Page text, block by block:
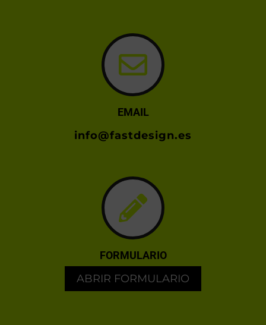
EMAIL
info@fastdesign.es
FORMULARIO
ABRIR FORMULARIO